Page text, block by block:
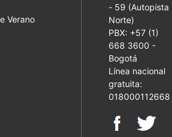
Verano
- 59 (Autopista
Norte)
PBX: +57 (1)
668 3600 -
Bogotá
Línea nacional
gratuita:
018000112668